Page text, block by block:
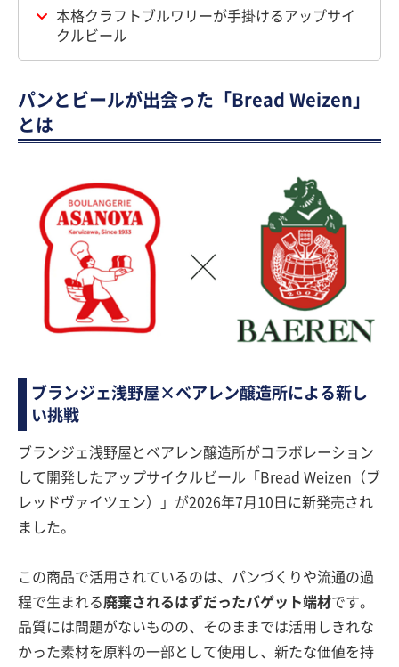
本格クラフトブルワリーが手掛けるアップサイ
クルビール
パンとビールが出会った「Bread Weizen」
とは
ブランジェ浅野屋×ベアレン醸造所による新し
い挑戦
ブランジェ浅野屋とベアレン醸造所がコラボレーション
して開発したアップサイクルビール「Bread Weizen（ブ
レッドヴァイツェン）」が2026年7月10日に新発売され
ました。
この商品で活用されているのは、パンづくりや流通の過
程で生まれる廃棄されるはずだったバゲット端材です。
品質には問題がないものの、そのままでは活用しきれな
かった素材を原料の一部として使用し、新たな価値を持